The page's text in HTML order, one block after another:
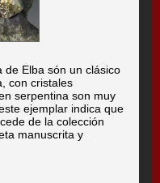
de Elba són un clásico
con cristales
serpentina son muy
ejemplar indica que
de la colección
manuscrita y